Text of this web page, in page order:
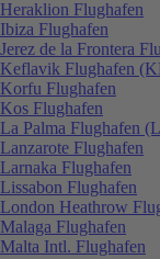
Heraklion Flughafen
Ibiza Flughafen
Jerez de la Frontera
Keflavik Flughafen
Korfu Flughafen
Kos Flughafen
La Palma Flughafen
Lanzarote Flughafen
Larnaka Flughafen
Lissabon Flughafen
London Heathrow
Malaga Flughafen
Malta Intl. Flughafen